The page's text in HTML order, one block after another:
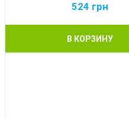
524 грн
В КОРЗИНУ